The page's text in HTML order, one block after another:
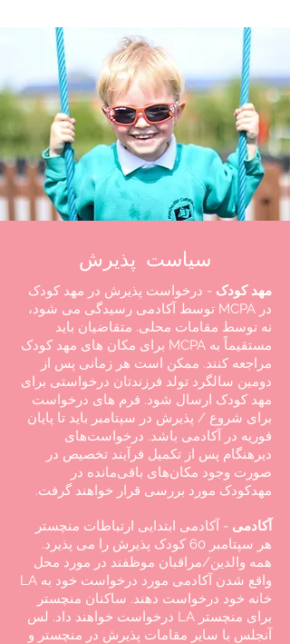
سیاست پذیرش
مهد کودک - درخواست پذیرش در مهد کودک
در MCPA توسط آکادمی رسیدگی می شود،
نه توسط مقامات محلی. متقاضیان باید
مستقیماً به MCPA برای مکان های مهد کودک
مراجعه کنند. ممکن است هر زمانی پس از
دومین سالگرد تولد فرزندتان درخواستی برای
مهد کودک ارسال شود. فرم های درخواست
برای شروع / پذیرش در سپتامبر باید تا پایان
فوریه در آکادمی باشد. درخواست‌های
دیرهنگام پس از تکمیل فرآیند تخصیص در
صورت وجود مکان‌های باقی‌مانده در
مهدکودک مورد بررسی قرار خواهند گرفت.
آکادمی - آکادمی ابتدایی ارتباطات منچستر
هر سپتامبر 60 کودک پذیرش را می پذیرد.
همه والدین/مراقبان موظفند در مورد محل
واقع شدن آکادمی مورد درخواست خود به LA
خانه خود درخواست دهند. ساکنان منچستر
برای منچستر LA درخواست خواهند داد. لس
آنجلس با سایر مقامات پذیرش در منچستر و